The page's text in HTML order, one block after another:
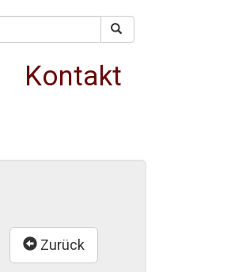
Kontakt
Zurück